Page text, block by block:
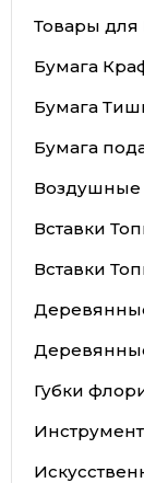
Товары
Бумага
Бумага
Бумага
Вставки
Вставки
Губки